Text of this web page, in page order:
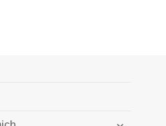
untermenü